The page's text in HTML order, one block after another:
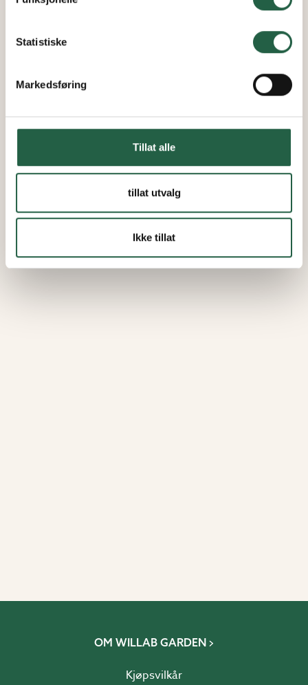
personopplysninger
Statistiske
Markedsføring
Tillat alle
tillat utvalg
Ikke tillat
OM WILLAB GARDEN
Kjøpsvilkår